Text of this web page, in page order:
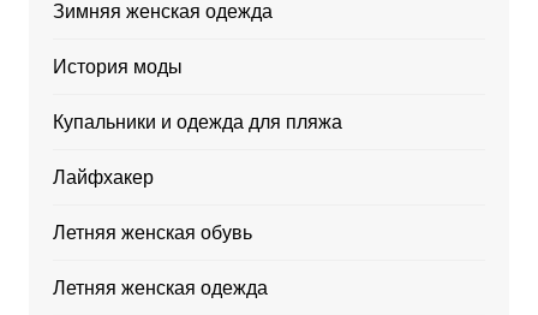
Зимняя женская одежда
История моды
Купальники и одежда для пляжа
Лайфхакер
Летняя женская обувь
Летняя женская одежда